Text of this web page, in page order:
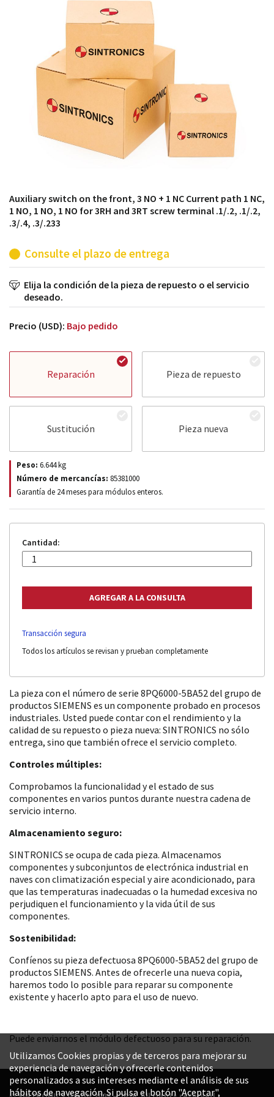
módulos antiguos a un alto nivel técnico o sustitución
de módulos descontinuados por módulos del propio
Auxiliary switch on the front, 3 NO + 1 NC Current path 1 NC,
1 NO, 1 NO, 1 NO for 3RH and 3RT screw terminal .1/.2, .1/.2,
.3/.4, .3/.233
Consulte el plazo de entrega
Elija la condición de la pieza de repuesto o el servicio
deseado.
Precio (USD): Bajo pedido
Reparación Pieza de repuesto
Sustitución Pieza nueva
Peso: 6.644kg
Número de mercancías: 85381000
Garantía de 24 meses para módulos enteros.
Cantidad:
Transacción segura
Todos los artículos se revisan y prueban completamente
La pieza con el número de serie 8PQ6000-5BA52 del grupo de
productos SIEMENS es un componente probado en procesos
industriales. Usted puede contar con el rendimiento y la
calidad de su repuesto o pieza nueva: SINTRONICS no sólo
entrega, sino que también ofrece el servicio completo.
Controles múltiples:
Comprobamos la funcionalidad y el estado de sus
componentes en varios puntos durante nuestra cadena de
servicio interno.
Almacenamiento seguro:
SINTRONICS se ocupa de cada pieza. Almacenamos
componentes y subconjuntos de electrónica industrial en
naves con climatización especial y aire acondicionado, para
que las temperaturas inadecuadas o la humedad excesiva no
perjudiquen el funcionamiento y la vida útil de sus
componentes.
Sostenibilidad:
Confíenos su pieza defectuosa 8PQ6000-5BA52 del grupo de
productos SIEMENS. Antes de ofrecerle una nueva copia,
haremos todo lo posible para reparar su componente
existente y hacerlo apto para el uso de nuevo.
Puede enviarnos el módulo defectuoso para su reparación.
Utilizamos Cookies propias y de terceros para mejorar su
experiencia de navegación y ofrecerle contenidos
personalizados a sus intereses mediante el análisis de sus
hábitos de navegación. Si pulsa el botón "Aceptar",